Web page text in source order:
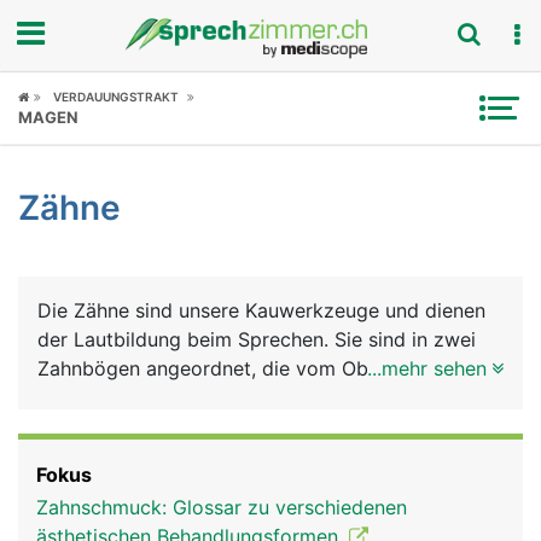
Fokus
Symptome
News
Rubriken
VERDAUUNGSTRAKT
MAGEN
Zähne
Die Zähne sind unsere Kauwerkzeuge und dienen
der Lautbildung beim Sprechen. Sie sind in zwei
Zahnbögen angeordnet, die vom Oberkiefer- und
mittleren Kindesalter vom bleibenden Gebiss
ersetzt wird, das aus 32 Zähnen besteht: auf jeder
...mehr sehen
Fokus
Zahnschmuck: Glossar zu verschiedenen
ästhetischen Behandlungsformen